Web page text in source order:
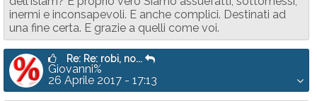
inermi e inconsapevoli. E anche complici. Destinati ad
una fine certa. E grazie a quelli come voi.
Re: Re: robi, no...
Giovanni%
26 Aprile 2017 - 17:13